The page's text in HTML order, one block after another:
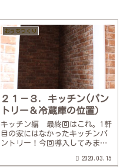
おうちつくり
２１－３．キッチン(パン
トリー＆冷蔵庫の位置）
キッチン編 最終回はこれ。1軒
目の家にはなかったキッチンパ
ントリー！今回導入してみまし
色の矢印の部分。幅は狭いです
2020.03.15